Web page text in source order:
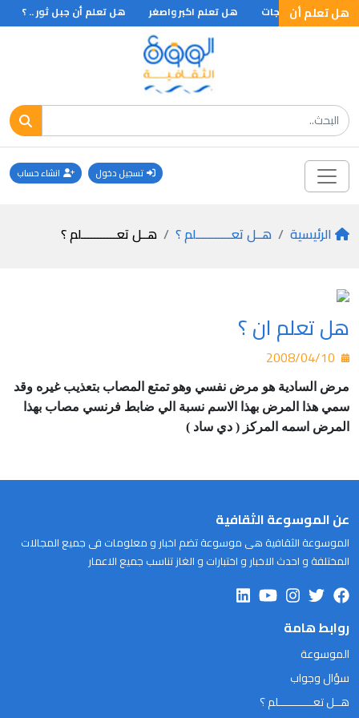
هل تعلم أن
أول ظهور للمثلجات هل تعلم اكبر واصغر هل تعلم أن جبل ثور .. ؟
تسجيل دخول انشاء حساب
الرئيسية هــل تعـــــــــــلم ؟ هــل تعـــــــــــلم ؟
هل تعلم ان ؟
مرض السادية هو مرض نفسي وهو تمتع المصاب بتعذيب غيره وقد
سمي هذا المرض بهذا الاسم نسبة الي ضابط فرنسي مصاب بهذا
المرض اسمه المركز ( دي ساد )
عن الموسوعة الثقافية
الموسوعة الثقافية هى موسوعة تضم اخبار و معلومات فى جميع المجالات
المختلفة و احدث الاخبار و اختبارات و الغاز تناسب جميع الاعمار
روابط هامة
الموسوعة
سؤال وجواب
هــل تعـــــــــــلم ؟